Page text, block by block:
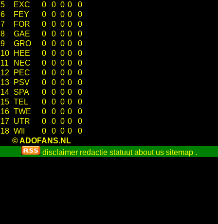
5
EXC 0 0 0 0
0
6
FEY 0 0 0 0
0
7
FOR 0 0 0 0
0
8
GAE 0 0 0 0
0
9
GRO 0 0 0 0
0
10
HEE 0 0 0 0
0
11
NEC 0 0 0 0
0
12
PEC 0 0 0 0
0
13
PSV 0 0 0 0
0
14 SPA 0 0 0 0
0
15 TEL 0 0 0 0
0
16 TWE 0 0 0 0
0
17 UTR 0 0 0 0
0
18 WII 0 0 0 0
0
© ADOFANS.NL
disclaimer redactie statuut about us sitemap .